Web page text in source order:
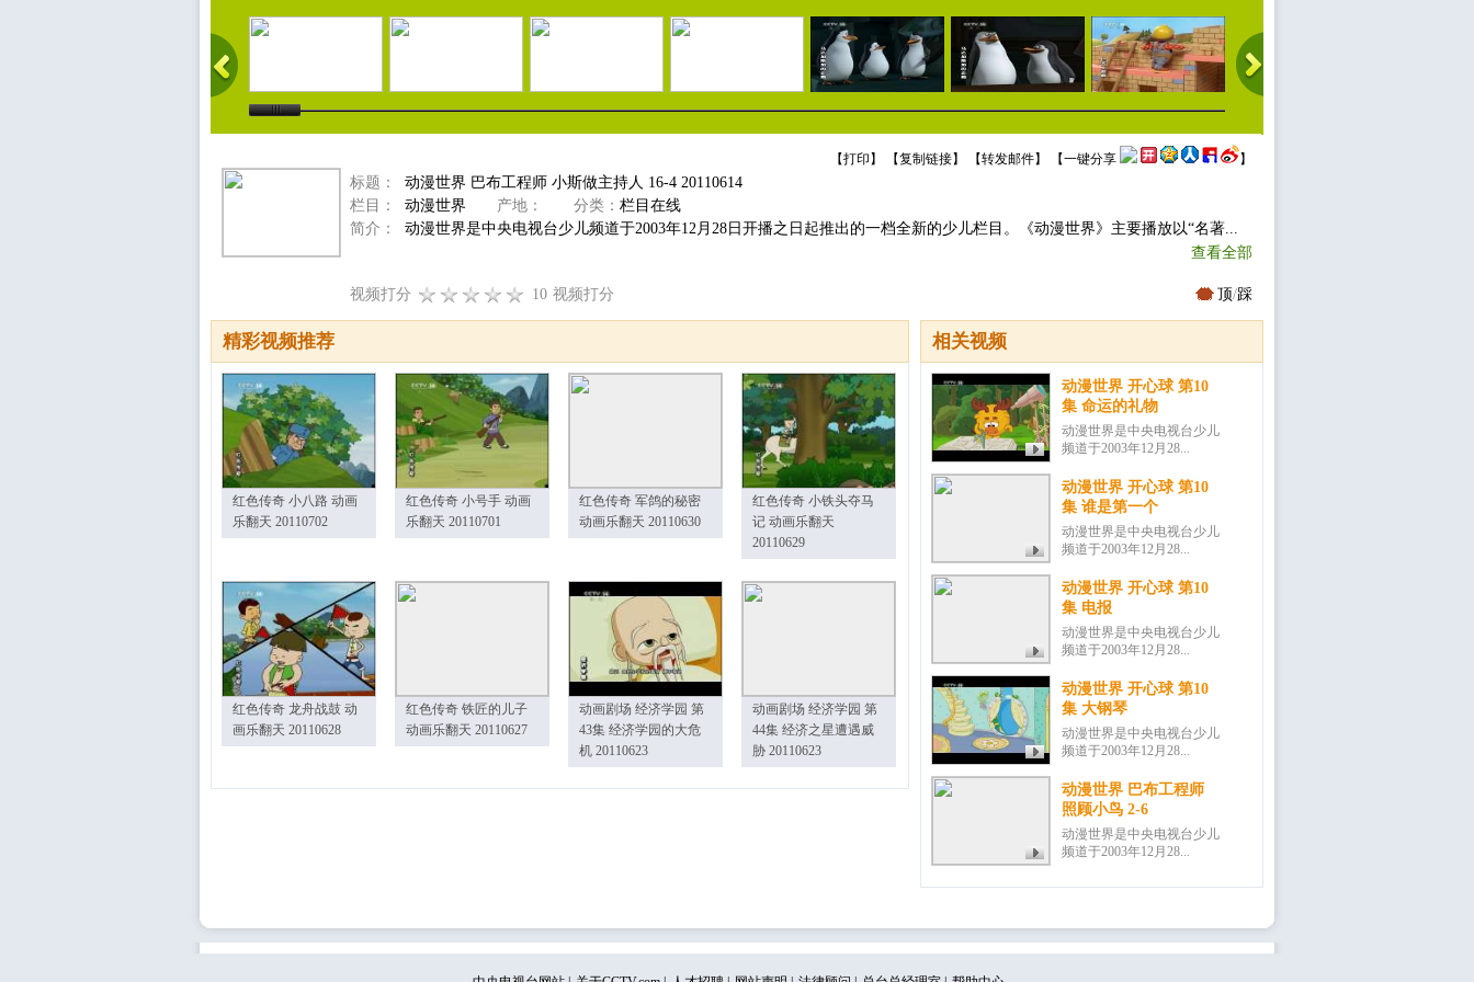
【打印 】 【复制链接】 【转发邮件】 【一键分享 】
标题：
动漫世界 巴布工程师 小斯做主持人 16-4 20110614
栏目：
动漫世界 产地： 分类： 栏目在线
简介：
动漫世界是中央电视台少儿频道于2003年12月28日开播之日起推出的一档全新的少儿栏目。《动漫世界》主要播放以“名著...
查看全部
视频打分 10 视频打分 顶/踩
相关视频
动漫世界 开心球 第10
集 命运的礼物
动漫世界是中央电视台少儿
频道于2003年12月28...
动漫世界 开心球 第10
集 谁是第一个
动漫世界是中央电视台少儿
频道于2003年12月28...
动漫世界 开心球 第10
集 电报
动漫世界是中央电视台少儿
频道于2003年12月28...
动漫世界 开心球 第10
集 大钢琴
动漫世界是中央电视台少儿
频道于2003年12月28...
动漫世界 巴布工程师
照顾小鸟 2-6
动漫世界是中央电视台少儿
频道于2003年12月28...
精彩视频推荐
红色传奇 小八路 动画
乐翻天 20110702
红色传奇 小号手 动画
乐翻天 20110701
红色传奇 军鸽的秘密
动画乐翻天 20110630
红色传奇 小铁头夺马
记 动画乐翻天
20110629
红色传奇 龙舟战鼓 动
画乐翻天 20110628
红色传奇 铁匠的儿子
动画乐翻天 20110627
动画剧场 经济学园 第
43集 经济学园的大危
机 20110623
动画剧场 经济学园 第
44集 经济之星遭遇威
胁 20110623